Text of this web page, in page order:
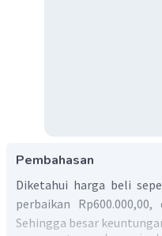
Pembahasan
Diketahui harga beli
perbaikan
Sehingga besar